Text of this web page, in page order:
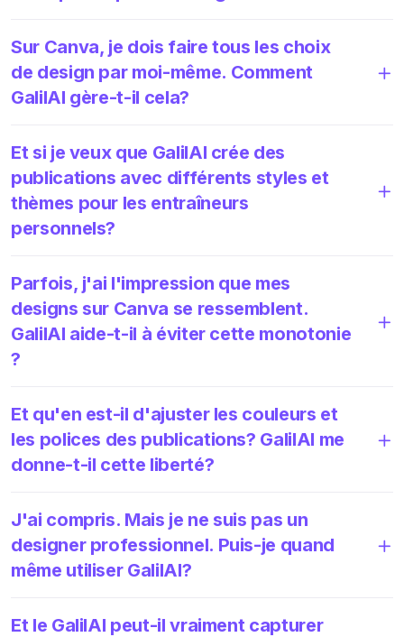
Sur Canva, je dois faire tous les choix
de design par moi-même. Comment
GalilAI gère-t-il cela?
Et si je veux que GalilAI crée des
publications avec différents styles et
thèmes pour les entraîneurs
personnels?
Parfois, j'ai l'impression que mes
designs sur Canva se ressemblent.
GalilAI aide-t-il à éviter cette monotonie
?
Et qu'en est-il d'ajuster les couleurs et
les polices des publications? GalilAI me
donne-t-il cette liberté?
J'ai compris. Mais je ne suis pas un
designer professionnel. Puis-je quand
même utiliser GalilAI?
Et le GalilAI peut-il vraiment capturer